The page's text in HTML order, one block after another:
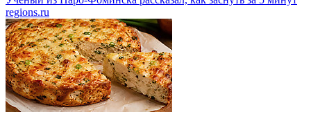
regions.ru